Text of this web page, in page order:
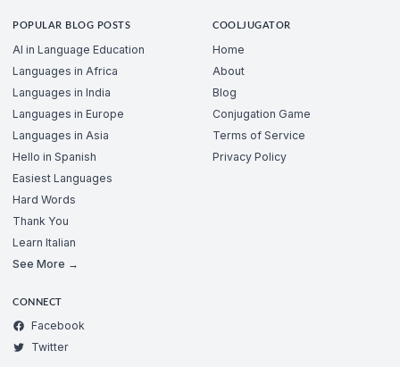
POPULAR BLOG POSTS
AI in Language Education
Languages in Africa
Languages in India
Languages in Europe
Languages in Asia
Hello in Spanish
Easiest Languages
Hard Words
Thank You
Learn Italian
See More →
COOLJUGATOR
Home
About
Blog
Conjugation Game
Terms of Service
Privacy Policy
CONNECT
Facebook
Twitter